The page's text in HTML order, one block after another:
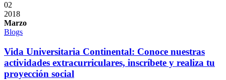
02
2018
Marzo
Blogs
Vida Universitaria Continental: Conoce nuestras
actividades extracurriculares, inscríbete y realiza tu
proyección social